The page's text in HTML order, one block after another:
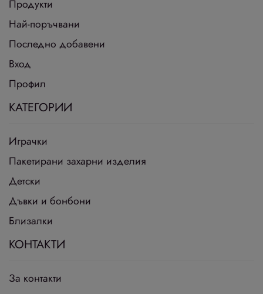
Продукти
Най-поръчвани
Последно добавени
Вход
Профил
КАТЕГОРИИ
Играчки
Пакетирани захарни изделия
Детски
Дъвки и бонбони
Близалки
КОНТАКТИ
За контакти